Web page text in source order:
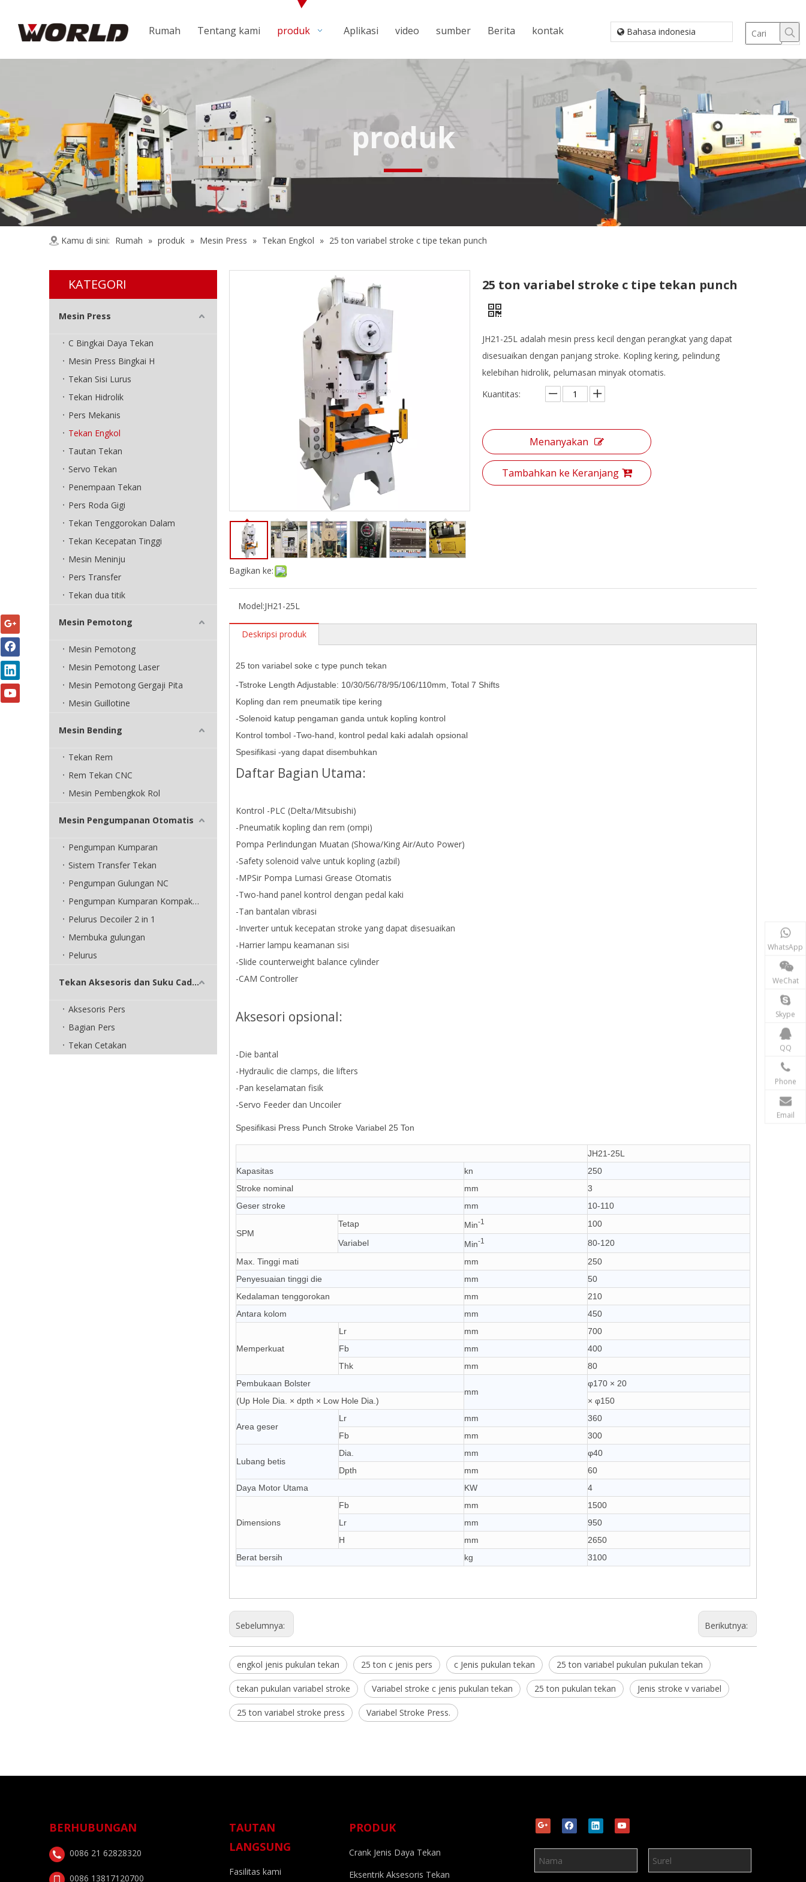
Rumah Tentang kami produk Aplikasi video sumber Berita kontak Bahasa indonesia
produk
Kamu di sini: Rumah » produk » Mesin Press » Tekan Engkol » 25 ton variabel stroke c tipe tekan punch
KATEGORI
Mesin Press
C Bingkai Daya Tekan
Mesin Press Bingkai H
Tekan Sisi Lurus
Tekan Hidrolik
Pers Mekanis
Tekan Engkol
Tautan Tekan
Servo Tekan
Penempaan Tekan
Pers Roda Gigi
Tekan Tenggorokan Dalam
Tekan Kecepatan Tinggi
Mesin Meninju
Pers Transfer
Tekan dua titik
Mesin Pemotong
Mesin Pemotong
Mesin Pemotong Laser
Mesin Pemotong Gergaji Pita
Mesin Guillotine
Mesin Bending
Tekan Rem
Rem Tekan CNC
Mesin Pembengkok Rol
Mesin Pengumpanan Otomatis
Pengumpan Kumparan
Sistem Transfer Tekan
Pengumpan Gulungan NC
Pengumpan Kumparan Kompak 3 in 1
Pelurus Decoiler 2 in 1
Membuka gulungan
Pelurus
Tekan Aksesoris dan Suku Cadang
Aksesoris Pers
Bagian Pers
Tekan Cetakan
Bagikan ke:
25 ton variabel stroke c tipe tekan punch
JH21-25L adalah mesin press kecil dengan perangkat yang dapat
disesuaikan dengan panjang stroke. Kopling kering, pelindung
kelebihan hidrolik, pelumasan minyak otomatis.
Kuantitas:
Menanyakan
Tambahkan ke Keranjang
Model:JH21-25L
Deskripsi produk
25 ton variabel soke c type punch tekan
-Tstroke Length Adjustable: 10/30/56/78/95/106/110mm, Total 7 Shifts
Kopling dan rem pneumatik tipe kering
-Solenoid katup pengaman ganda untuk kopling kontrol
Kontrol tombol -Two-hand, kontrol pedal kaki adalah opsional
Spesifikasi -yang dapat disembuhkan
Daftar Bagian Utama:
Kontrol -PLC (Delta/Mitsubishi)
-Pneumatik kopling dan rem (ompi)
Pompa Perlindungan Muatan (Showa/King Air/Auto Power)
-Safety solenoid valve untuk kopling (azbil)
-MPSir Pompa Lumasi Grease Otomatis
-Two-hand panel kontrol dengan pedal kaki
-Tan bantalan vibrasi
-Inverter untuk kecepatan stroke yang dapat disesuaikan
-Harrier lampu keamanan sisi
-Slide counterweight balance cylinder
-CAM Controller
Aksesori opsional:
-Die bantal
-Hydraulic die clamps, die lifters
-Pan keselamatan fisik
-Servo Feeder dan Uncoiler
Spesifikasi Press Punch Stroke Variabel 25 Ton
JH21-25L
Kapasitas
kn
250
Stroke nominal
mm
3
Geser stroke
mm 10-110
SPM
Tetap Min-1
100
Variabel
Min-1
80-120
Max. Tinggi mati
mm
250
Penyesuaian tinggi die
mm
50
Kedalaman tenggorokan
mm
210
Antara kolom
mm 450
Memperkuat
Lr mm
700
Fb
mm
400
Thk
mm
80
Pembukaan Bolster
mm
φ170 × 20
(Up Hole Dia. × dpth × Low Hole Dia.)
× φ150
Area geser
Lr mm
360
Fb
mm 300
Lubang betis
Dia. mm
φ40
Dpth
mm
60
Daya Motor Utama
KW 4
Dimensions
Fb mm
1500
Lr
mm
950
H
mm
2650
Berat bersih
kg 3100
Sebelumnya: Berikutnya:
engkol jenis pukulan tekan 25 ton c jenis pers c Jenis pukulan tekan 25 ton variabel pukulan pukulan tekan
tekan pukulan variabel stroke Variabel stroke c jenis pukulan tekan 25 ton pukulan tekan Jenis stroke v variabel
25 ton variabel stroke press Variabel Stroke Press.
WhatsApp
WeChat
Skype
QQ
Phone
Email
BERHUBUNGAN
0086 21 62828320
0086 13817120700
TAUTAN
LANGSUNG
Fasilitas kami
PRODUK
Crank Jenis Daya Tekan
Eksentrik Aksesoris Tekan